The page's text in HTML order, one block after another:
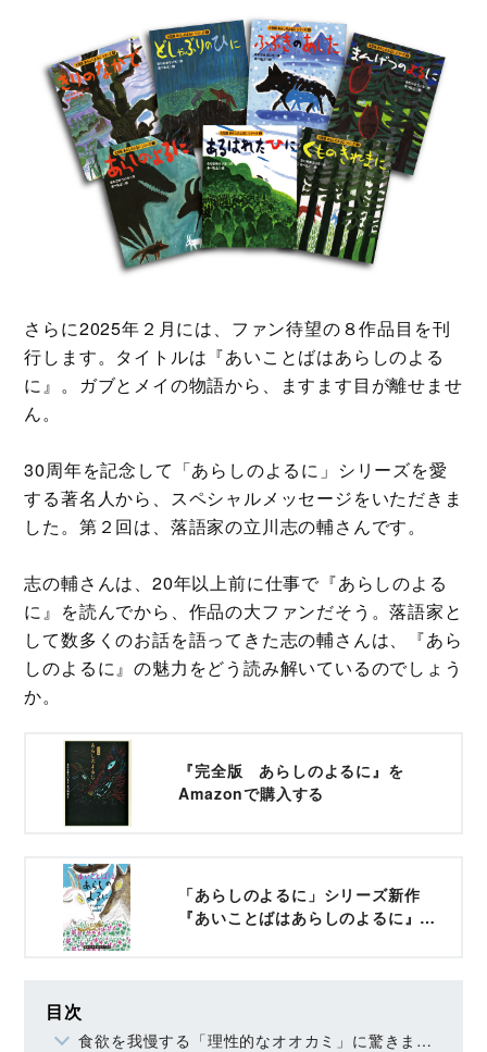
さらに2025年２月には、ファン待望の８作品目を刊
行します。タイトルは『あいことばはあらしのよる
に』。ガブとメイの物語から、ますます目が離せませ
ん。
30周年を記念して「あらしのよるに」シリーズを愛
する著名人から、スペシャルメッセージをいただきま
した。第２回は、落語家の立川志の輔さんです。
志の輔さんは、20年以上前に仕事で『あらしのよる
に』を読んでから、作品の大ファンだそう。落語家と
して数多くのお話を語ってきた志の輔さんは、『あら
しのよるに』の魅力をどう読み解いているのでしょう
か。
『完全版 あらしのよるに』を
Amazonで購入する
「あらしのよるに」シリーズ新作
『あいことばはあらしのよるに』を
目次
食欲を我慢する「理性的なオオカミ」に驚きました